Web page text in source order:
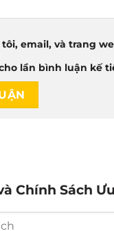
email, và trang
lần bình luận kế
Chính Sách